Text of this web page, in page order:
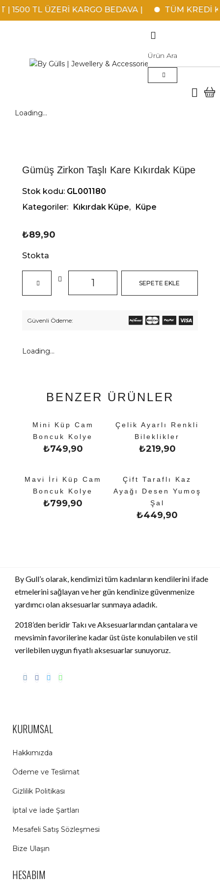
1500 TL ÜZERİ KARGO BEDAVA | TÜM KREDİ
Loading...
Gümüş Zirkon Taşlı Kare Kıkırdak Küpe
Stok kodu: GL001180
Kategoriler: Kıkırdak Küpe, Küpe
₺89,90
Stokta
SEPETE EKLE
Güvenli Ödeme:
Loading...
BENZER ÜRÜNLER
Mini Küp Cam
Boncuk Kolye
₺749,90
Çelik Ayarlı Renkli
Bileklikler
₺219,90
Mavi İri Küp Cam
Boncuk Kolye
₺799,90
Çift Taraflı Kaz
Ayağı Desen Yumoş
Şal
₺449,90
By Gull’s olarak, kendimizi tüm kadınların kendilerini ifade
etmelerini sağlayan ve her gün kendinize güvenmenize
yardımcı olan aksesuarlar sunmaya adadık.
2018’den beridir Takı ve Aksesuarlarından çantalara ve
mevsimin favorilerine kadar üst üste konulabilen ve stil
verilebilen uygun fiyatlı aksesuarlar sunuyoruz.
KURUMSAL
Hakkımızda
Ödeme ve Teslimat
Gizlilik Politikası
İptal ve İade Şartları
Mesafeli Satış Sözleşmesi
Bize Ulaşın
HESABIM